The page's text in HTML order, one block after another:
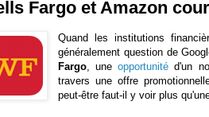
Fargo et Amazon
Quand les institutions
généralement question de
Fargo, uneopportunité d'un
travers une offre
peut-être faut-il y voir plus